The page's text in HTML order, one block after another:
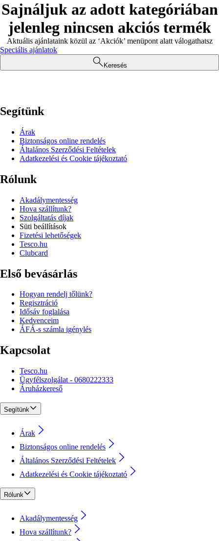
Sajnáljuk az adott kategóriában
jelenleg nincsen akciós termék
Aktuális ajánlataink közül az ‘Akciók’ menüpont alatt válogathatsz
Speciális ajánlatok
Keresés
Segítünk
Árak
Biztonságos online rendelés
Általános Szerződési Feltételek
Adatkezelési és Cookie tájékoztató
Rólunk
Akadálymentesség
Hova szállítunk?
Szolgáltatás díjak
Süti beállítások
Fizetési lehetőségek
Tesco.hu
Clubcard
Első bevásárlás
Hogyan rendelj tőlünk?
Regisztráció
Idősáv foglalása
Kedvenceim
ÁFÁ-s számla igénylés
Kapcsolat
Tesco.hu
Ügyfélszolgálat - 0680222333
Áruházkereső
Segítünk
Árak
Biztonságos online rendelés
Általános Szerződési Feltételek
Adatkezelési és Cookie tájékoztató
Rólunk
Akadálymentesség
Hova szállítunk?